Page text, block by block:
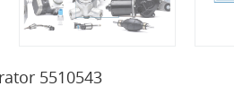
5510543